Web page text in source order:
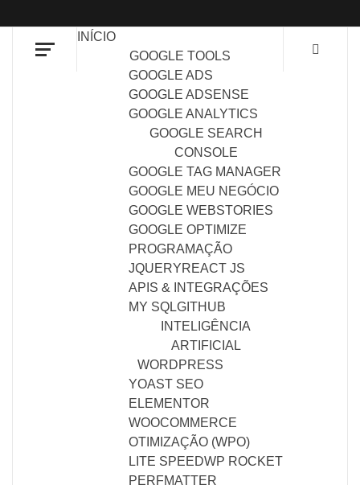
INÍCIO
GOOGLE TOOLS
GOOGLE ADS
GOOGLE ADSENSE
GOOGLE ANALYTICS
GOOGLE SEARCH
CONSOLE
GOOGLE TAG MANAGER
GOOGLE MEU NEGÓCIO
GOOGLE WEBSTORIES
GOOGLE OPTIMIZE
PROGRAMAÇÃO
JQUERYREACT JS
APIS & INTEGRAÇÕES
MY SQLGITHUB
INTELIGÊNCIA
ARTIFICIAL
WORDPRESS
YOAST SEO
ELEMENTOR
WOOCOMMERCE
OTIMIZAÇÃO (WPO)
LITE SPEEDWP ROCKET
PERFMATTER